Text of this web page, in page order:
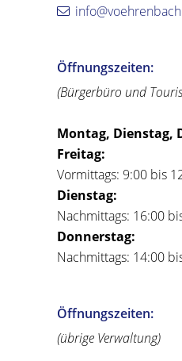
Öffnungszeiten:
(Bürgerbüro und
Montag, Dienstag,
Freitag:
Vormittags: 9:00 bis
Dienstag:
Nachmittags: 16:00
Donnerstag:
Nachmittags: 14:00
Öffnungszeiten:
(übrige Verwaltung)